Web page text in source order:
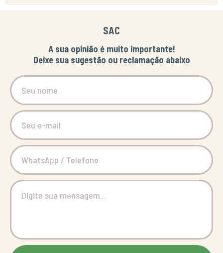
SAC
A sua opinião é muito importante!
Deixe sua sugestão ou reclamação abaixo